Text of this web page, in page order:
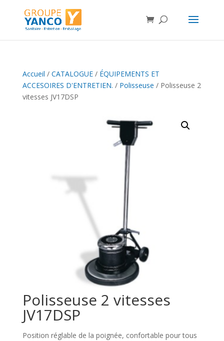
Accueil / CATALOGUE/ ÉQUIPEMENTS ET
ACCESOIRES D'ENTRETIEN. / Polisseuse / Polisseuse 2
vitesses JV17DSP
Polisseuse 2 vitesses
JV17DSP
Position réglable de la poignée, confortable pour tous